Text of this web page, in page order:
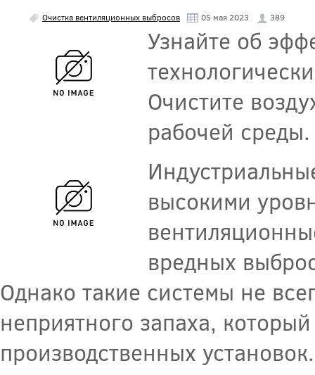
Очистка вентиляционных выбросов 05 мая 2023 389
Узнайте об
Очистите
рабочей среды.
высокими
вредных
Однако такие системы не
неприятного запаха,
производственных установок.